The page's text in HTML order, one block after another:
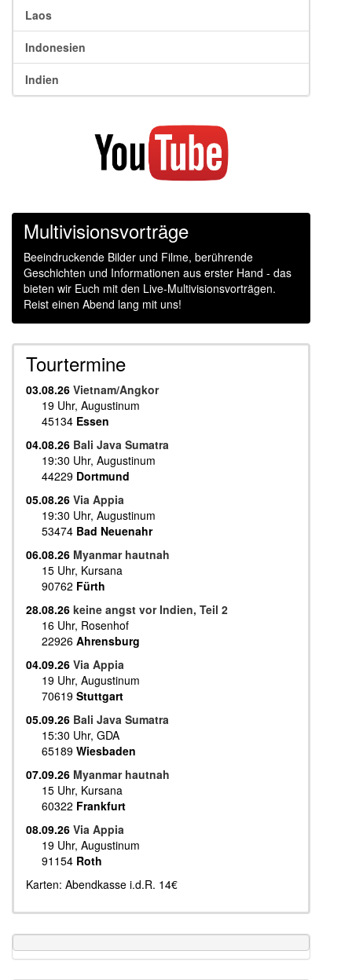
Laos
Indonesien
Indien
Multivisionsvorträge
Beeindruckende Bilder und Filme, berührende
Geschichten und Informationen aus erster Hand - das
bieten wir Euch mit den Live-Multivisionsvorträgen.
Reist einen Abend lang mit uns!
Tourtermine
03.08.26 Vietnam/Angkor
19 Uhr, Augustinum
45134 Essen
04.08.26 Bali Java Sumatra
19:30 Uhr, Augustinum
44229 Dortmund
05.08.26 Via Appia
19:30 Uhr, Augustinum
53474 Bad Neuenahr
06.08.26 Myanmar hautnah
15 Uhr, Kursana
90762 Fürth
28.08.26 keine angst vor Indien, Teil 2
16 Uhr, Rosenhof
22926 Ahrensburg
04.09.26 Via Appia
19 Uhr, Augustinum
70619 Stuttgart
05.09.26 Bali Java Sumatra
15:30 Uhr, GDA
65189 Wiesbaden
07.09.26 Myanmar hautnah
15 Uhr, Kursana
60322 Frankfurt
08.09.26 Via Appia
19 Uhr, Augustinum
91154 Roth
Karten: Abendkasse i.d.R. 14€